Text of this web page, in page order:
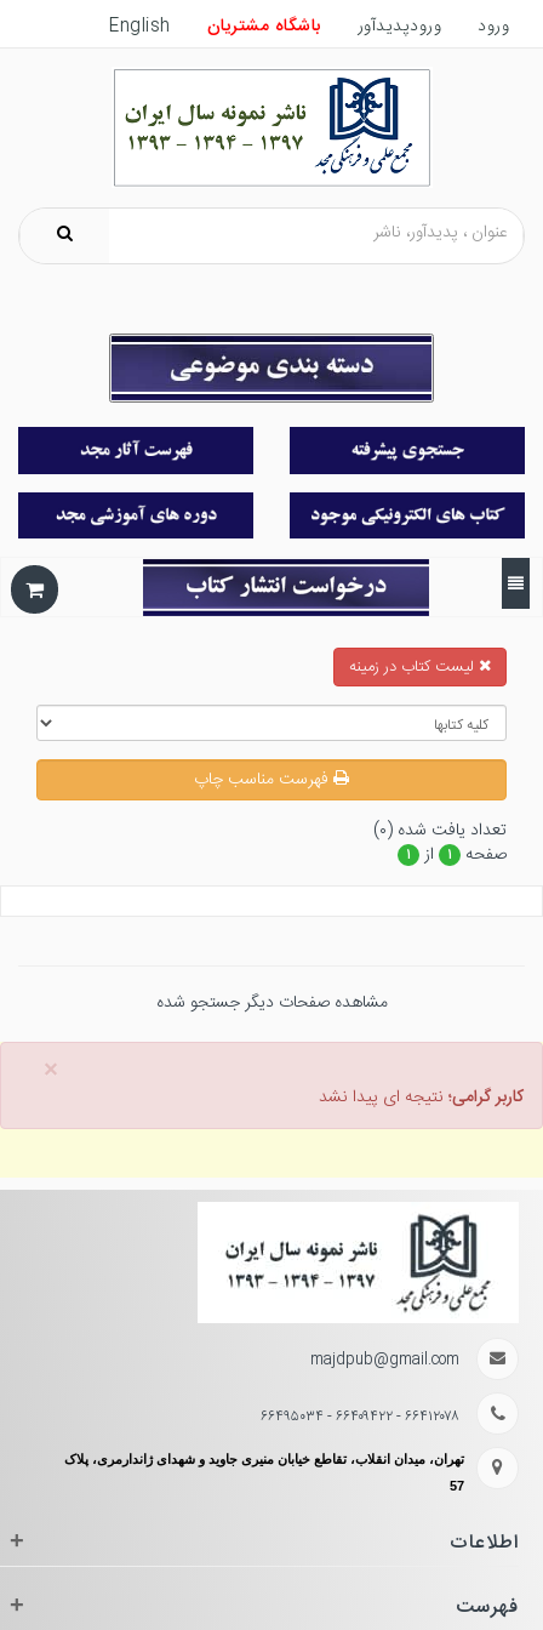
ورود ورودپدیدآور باشگاه مشتریان English
ليست كتاب در زمينه
فهرست مناسب چاپ
تعداد يافت شده (۰)
صفحه
۱ از ۱
مشاهده صفحات دیگر جستجو شده
×
کاربر گرامی؛ نتیجه ای پیدا نشد
majdpub@gmail.com
۶۶۴۱۲۰۷۸ - ۶۶۴۰۹۴۲۲ - ۶۶۴۹۵۰۳۴
تهران، میدان انقلاب، تقاطع خیابان منیری جاوید و شهدای ژاندارمری، پلاک
57
اطلاعات +
فهرست +